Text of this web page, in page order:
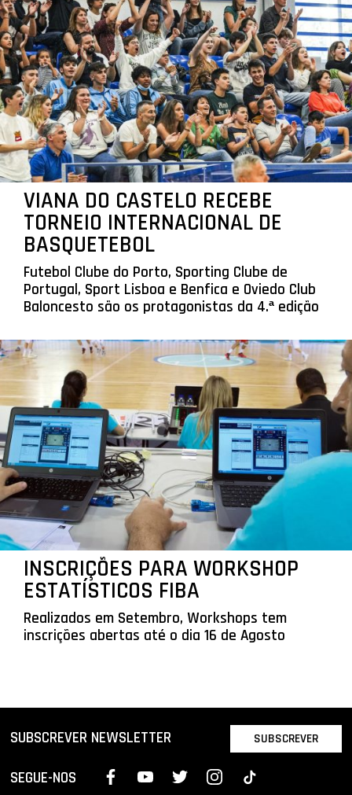
VIANA DO CASTELO RECEBE
TORNEIO INTERNACIONAL DE
BASQUETEBOL
Futebol Clube do Porto, Sporting Clube de
Portugal, Sport Lisboa e Benfica e Oviedo Club
Baloncesto são os protagonistas da 4.ª edição
INSCRIÇÕES PARA WORKSHOP
ESTATÍSTICOS FIBA
Realizados em Setembro, Workshops tem
inscrições abertas até o dia 16 de Agosto
SUBSCREVER NEWSLETTER SUBSCREVER
SEGUE-NOS